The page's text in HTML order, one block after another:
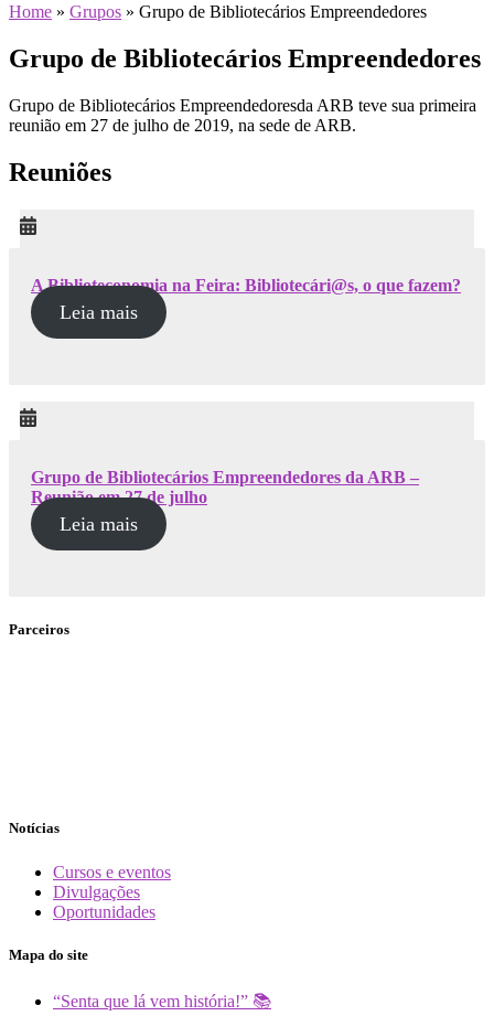
Home » Grupos » Grupo de Bibliotecários Empreendedores
Grupo de Bibliotecários Empreendedores
Grupo de Bibliotecários Empreendedoresda ARB teve sua primeira
reunião em 27 de julho de 2019, na sede de ARB.
Reuniões
A Biblioteconomia na Feira: Bibliotecári@s, o que fazem?
Leia mais
Grupo de Bibliotecários Empreendedores da ARB –
Reunião em 27 de julho
Leia mais
Parceiros
Notícias
Cursos e eventos
Divulgações
Oportunidades
Mapa do site
“Senta que lá vem história!” 📚